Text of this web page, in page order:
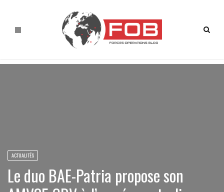
ACTUALITÉS
Le duo BAE-Patria propose son